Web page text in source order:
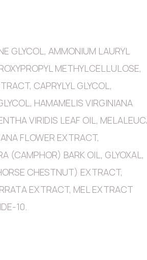
GLYCOL, AMMONIUM LAURYL
METHYLCELLULOSE,
CAPRYLYL GLYCOL,
HAMAMELIS VIRGINIANA
VIRIDIS LEAF OIL,
FLOWER EXTRACT,
(CAMPHOR) BARK OIL, GLYOXAL,
CHESTNUT) EXTRACT,
EXTRACT, MEL EXTRACT
10.